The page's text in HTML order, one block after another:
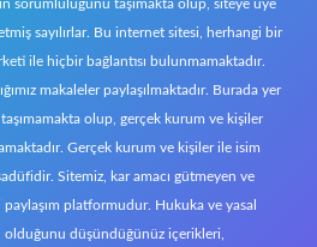
sorumluluğunu taşımakta olup, siteye üye
sayılırlar. Bu internet sitesi, herhangi bir
ile hiçbir bağlantısı bulunmamaktadır.
makaleler paylaşılmaktadır. Burada yer
olup, gerçek kurum ve kişiler
Gerçek kurum ve kişiler ile isim
Sitemiz, kar amacı gütmeyen ve
platformudur. Hukuka ve yasal
olduğunu düşündüğünüz içerikleri,